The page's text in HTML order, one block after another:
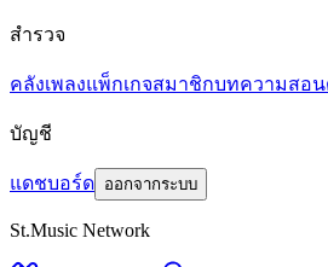
สำรวจ
คลังเพลงแพ็กเกจสมาชิกบทความสอ
บัญชี
แดชบอร์ด ออกจากระบบ
St.Music Network